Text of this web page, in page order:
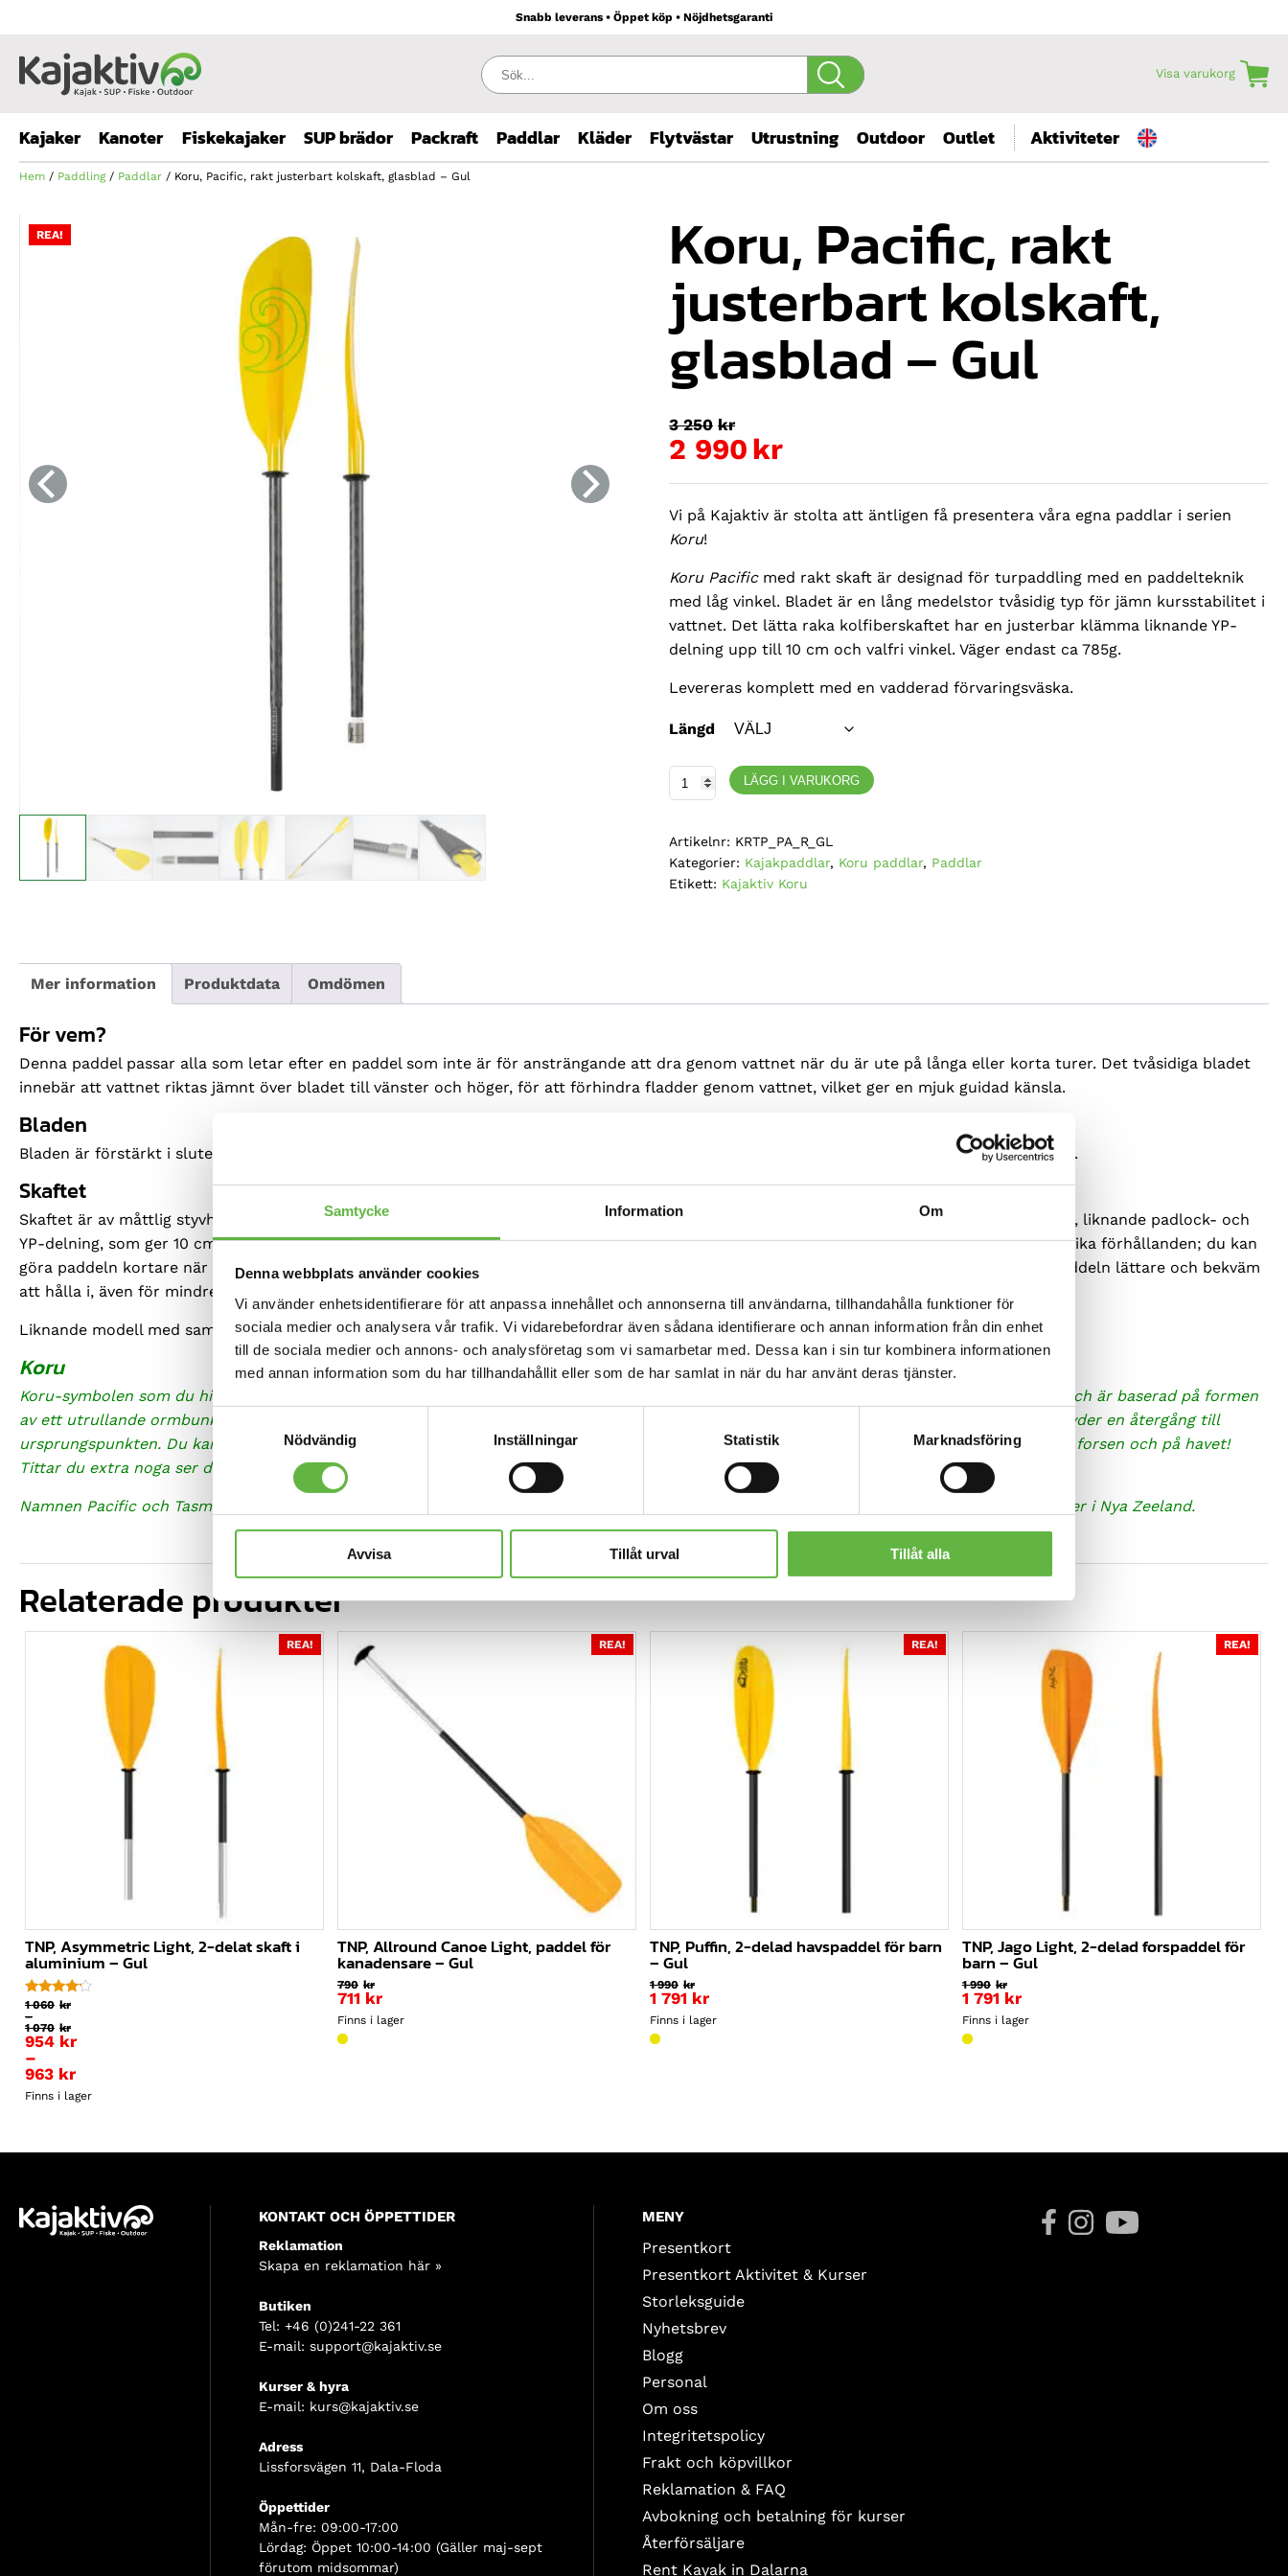
Samtycke Information Om
Denna webbplats använder cookies
Vi använder enhetsidentifierare för att anpassa innehållet och annonserna till användarna, tillhandahålla funktioner för
sociala medier och analysera vår trafik. Vi vidarebefordrar även sådana identifierare och annan information från din enhet
till de sociala medier och annons- och analysföretag som vi samarbetar med. Dessa kan i sin tur kombinera informationen
med annan information som du har tillhandahållit eller som de har samlat in när du har använt deras tjänster.
Samtyckesval
Nödvändig
Inställningar Statistik Marknadsföring
Avvisa Tillåt urval Tillåt alla
Snabb leverans • Öppet köp • Nöjdhetsgaranti
Sök: Visa varukorg
Kajaker Kanoter Fiskekajaker SUP brädor Packraft Paddlar Kläder Flytvästar Utrustning Outdoor Outlet Aktiviteter
Hem / Paddling/ Paddlar / Koru, Pacific, rakt justerbart kolskaft, glasblad – Gul
REA! Koru, Pacific, rakt
justerbart kolskaft,
glasblad – Gul
3 250 krDet
ursprungliga
priset
var:
250kr.
2 990 kr
Det
nuvarande
priset
är:
2
990kr.
Vi på Kajaktiv är stolta att äntligen få presentera våra egna paddlar i serien
Koru!
Koru Pacificmed rakt skaft är designad för turpaddling med en paddelteknik
med låg vinkel. Bladet är en lång medelstor tvåsidig typ för jämn kursstabilitet i
vattnet. Det lätta raka kolfiberskaftet har en justerbar klämma liknande YP-
delning upp till 10 cm och valfri vinkel. Väger endast ca 785g.
Levereras komplett med en vadderad förvaringsväska.
Längd
Koru,
Pacific,
justerbart
kolskaft,
LÄGG I VARUKORG
Artikelnr: KRTP_PA_R_GL
Kategorier: Kajakpaddlar, Koru paddlar, Paddlar
Etikett: Kajaktiv Koru
Mer information Produktdata Omdömen
För vem?
Denna paddel passar alla som letar efter en paddel som inte är för ansträngande att dra genom vattnet när du är ute på långa eller korta turer. Det tvåsidiga bladet
innebär att vattnet riktas jämnt över bladet till vänster och höger, för att förhindra fladder genom vattnet, vilket ger en mjuk guidad känsla.
Bladen
Bladen är förstärkt i slutet för bättre hållbarhet och extra styvhet. Den gula färgen är bra för att du ska synas på vattnet för annan båttrafik.
Skaftet
Skaftet är av måttlig styvhet för att ge en bra responskänsla, men inte för styv för att behålla komforten. Justeringen är en legeringsklämma, liknande padlock- och
YP-delning, som ger 10 cm längdområde och valfri vinkel för vänster- och högerhänta. Detta är användbart för olika paddlare och även för olika förhållanden; du kan
göra paddeln kortare när det blåser mer för att sedan göra paddeln längre när det är mer vindstilla osv. Skaftets diameter på 28 mm gör paddeln lättare och bekväm
att hålla i, även för mindre händer.
Liknande modell med samma bladform finns med »böjt skaft« och »Pacific helt i kol «
Koru
Koru-symbolen som du hittar i vår logga är en traditionell nyzeeländsk design som ofta används i maorikonst som en symbol för skapelsen och är baserad på formen
av ett utrullande ormbunksblad, som representerar evig rörelse. Dess cirkulära form förmedlar idén om evig rörelse och dess inre spiral antyder en återgång till
ursprungspunkten. Du kan också se vågformen i vår logotyp med två Koru’s, dessa representerar två mycket viktiga delar för oss – vågorna i forsen och på havet!
Tittar du extra noga ser du också fågeln Kiwi, nationalfågeln för Nya Zeeland, varifrån Kajaktiv har en nära koppling.
Namnen Pacific och Tasman står för Stilla havet (Pacific Ocean) och Tasmanska havet. Motu står för Mōtū River och Mohaka för Mohaka River i Nya Zeeland.
Relaterade produkter
TNP, Asymmetric Light, 2-delat skaft i
aluminium – Gul
Betygsatt
4.00
av 5
1 060 kr
–
1 070 kr
Prisintervall:
1
060kr
till
1
070kr
954 kr
–
963 kr
Prisintervall:
954kr
Finns i lager
REA!
TNP, Allround Canoe Light, paddel för
kanadensare – Gul
790 kr
711 kr
Finns i lager
REA!
TNP, Puffin, 2-delad havspaddel för barn
– Gul
1 990 kr
1 791 kr
Finns i lager
REA!
TNP, Jago Light, 2-delad forspaddel för
barn – Gul
1 990 kr
1 791 kr
Finns i lager
REA!
KONTAKT OCH ÖPPETTIDER
Reklamation
Skapa en reklamation här »
Butiken
Tel: +46 (0)241-22 361
E-mail: support@kajaktiv.se
Kurser & hyra
E-mail: kurs@kajaktiv.se
Adress
Lissforsvägen 11, Dala-Floda
Öppettider
Mån-fre: 09:00-17:00
Lördag: Öppet 10:00-14:00 (Gäller maj-sept
förutom midsommar)
MENY
Presentkort
Presentkort Aktivitet & Kurser
Storleksguide
Nyhetsbrev
Blogg
Personal
Om oss
Integritetspolicy
Frakt och köpvillkor
Reklamation & FAQ
Avbokning och betalning för kurser
Återförsäljare
Rent Kayak in Dalarna